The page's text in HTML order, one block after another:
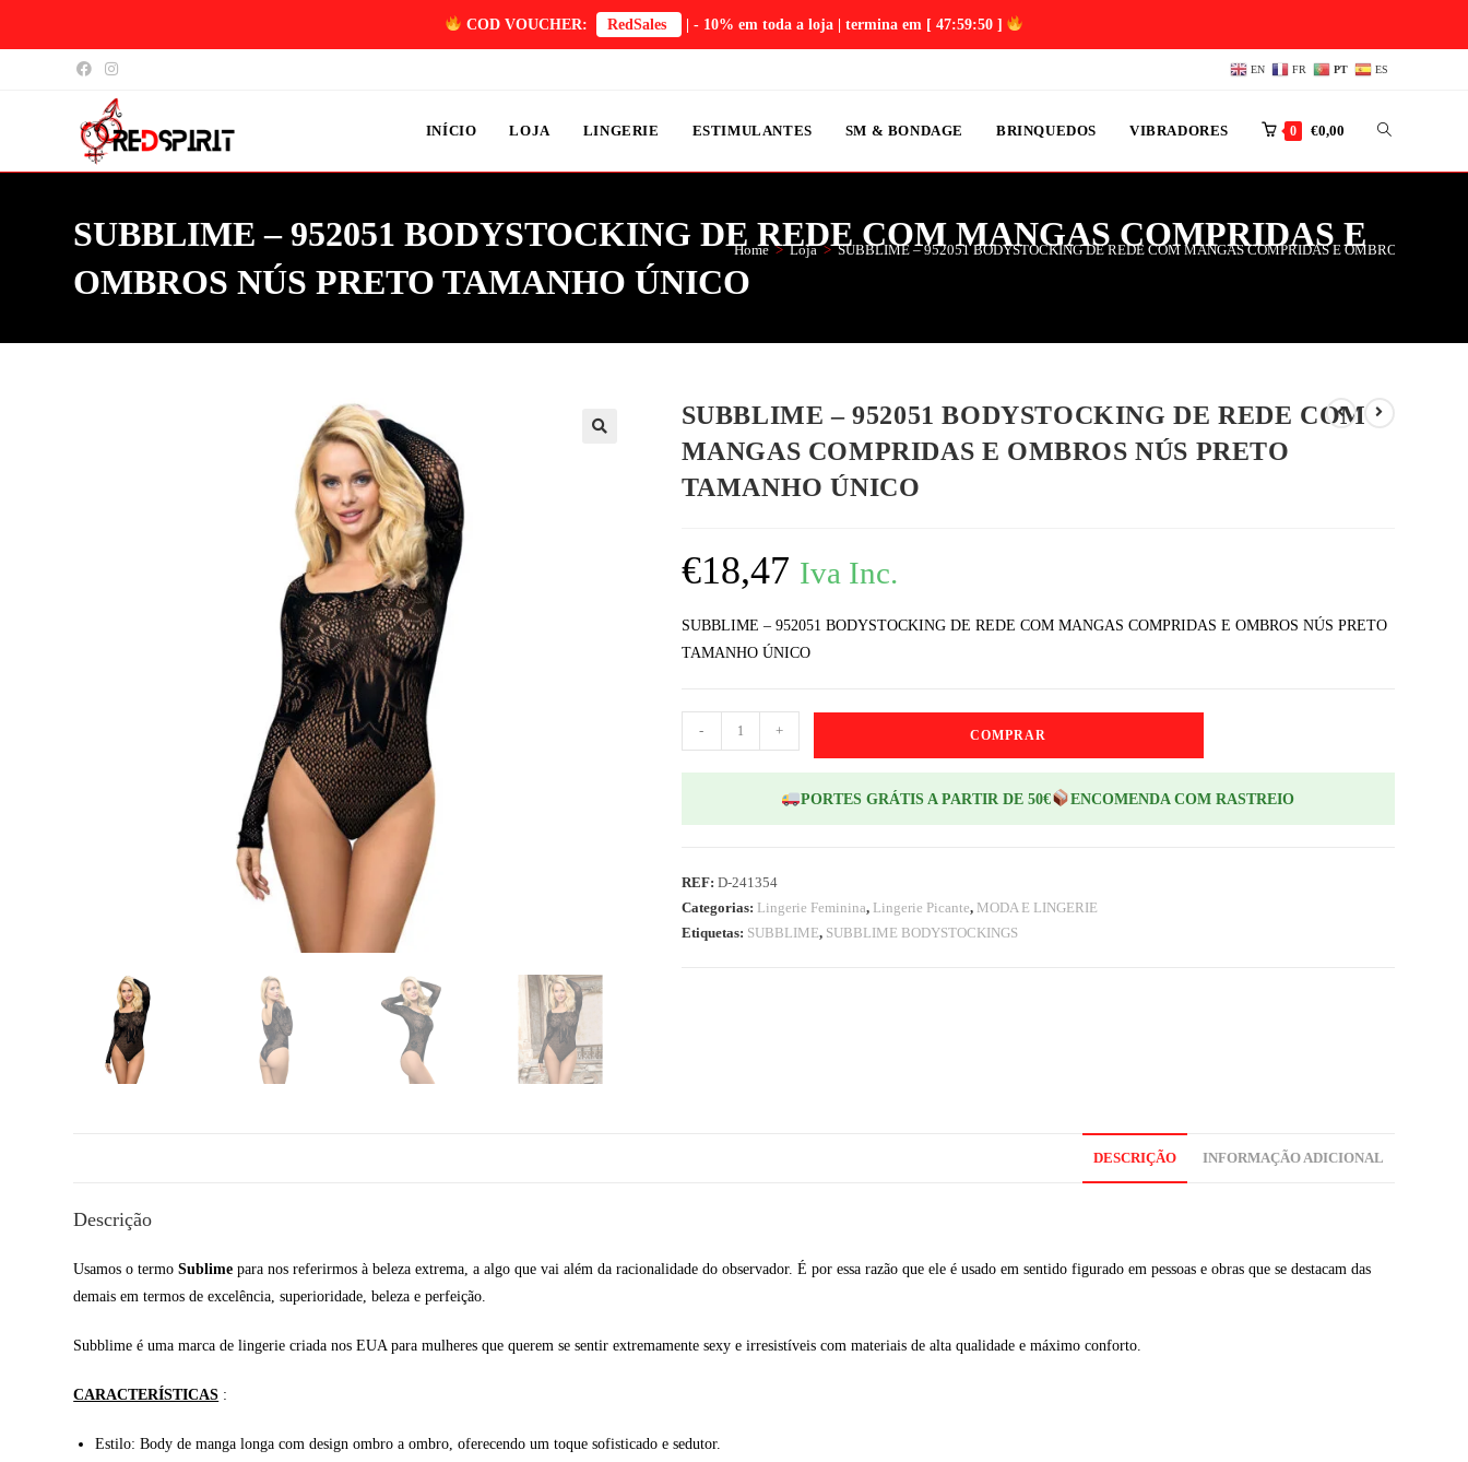
COD VOUCHER: RedSales | - 10% em toda a loja | termina em [ 47:59:48 ]
EN FR PT ES
INÍCIO LOJA LINGERIE ESTIMULANTES SM & BONDAGE BRINQUEDOS VIBRADORES 0 €0,00
SUBBLIME – 952051 BODYSTOCKING DE REDE COM MANGAS COMPRIDAS E
OMBROS NÚS PRETO TAMANHO ÚNICO
Home > Loja > SUBBLIME – 952051 BODYSTOCKING DE REDE COM MANGAS COMPRIDAS E OMBROS NÚS
SUBBLIME – 952051 BODYSTOCKING DE REDE COM
MANGAS COMPRIDAS E OMBROS NÚS PRETO
TAMANHO ÚNICO
€18,47 Iva Inc.
SUBBLIME – 952051 BODYSTOCKING DE REDE COM MANGAS COMPRIDAS E OMBROS NÚS PRETO
TAMANHO ÚNICO
- + COMPRAR
PORTES GRÁTIS A PARTIR DE 50€ ENCOMENDA COM RASTREIO
REF: D-241354
Categorias: Lingerie Feminina, Lingerie Picante, MODA E LINGERIE
Etiquetas: SUBBLIME, SUBBLIME BODYSTOCKINGS
DESCRIÇÃO INFORMAÇÃO ADICIONAL
Descrição
Usamos o termoSublime para nos referirmos à beleza extrema, a algo que vai além da racionalidade do observador. É por essa razão que ele é usado em sentido figurado em pessoas e obras que se destacam das
demais em termos de excelência, superioridade, beleza e perfeição.
Subblime é uma marca de lingerie criada nos EUA para mulheres que querem se sentir extremamente sexy e irresistíveis com materiais de alta qualidade e máximo conforto.
CARACTERÍSTICAS :
Estilo: Body de manga longa com design ombro a ombro, oferecendo um toque sofisticado e sedutor.